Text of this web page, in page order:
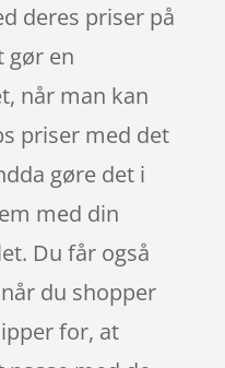
deres priser på
gør en
når man kan
priser med det
gøre det i
med din
Du får også
du shopper
for, at